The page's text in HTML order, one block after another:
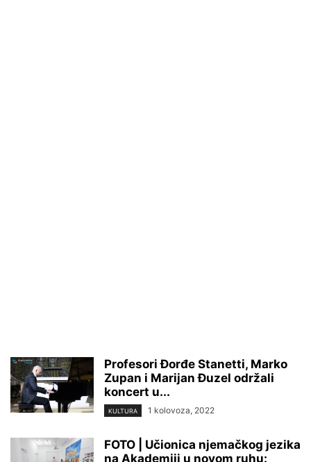
Profesori Đorđe Stanetti, Marko
Zupan i Marijan Đuzel održali
koncert u...
KULTURA 1 kolovoza, 2022
FOTO | Učionica njemačkog jezika
na Akademiji u novom ruhu: